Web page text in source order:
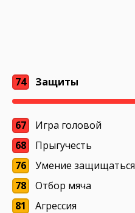
74 Защиты
67
Игра головой
68
Прыгучесть
76
Умение защищаться
78
Отбор мяча
81
Агрессия